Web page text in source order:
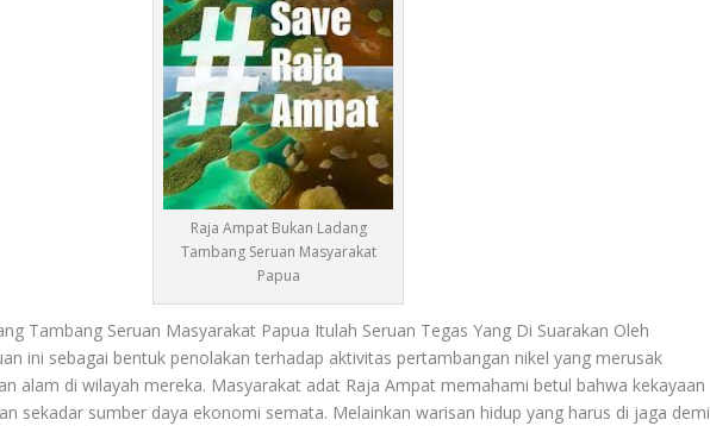
Raja Ampat Bukan Ladang
Tambang Seruan Masyarakat
Papua
Tambang Seruan Masyarakat Papua Itulah Seruan Tegas Yang Di Suarakan Oleh
ini sebagai bentuk penolakan terhadap aktivitas pertambangan nikel yang merusak
alam di wilayah mereka. Masyarakat adat Raja Ampat memahami betul bahwa kekayaan
sekadar sumber daya ekonomi semata. Melainkan warisan hidup yang harus di jaga demi